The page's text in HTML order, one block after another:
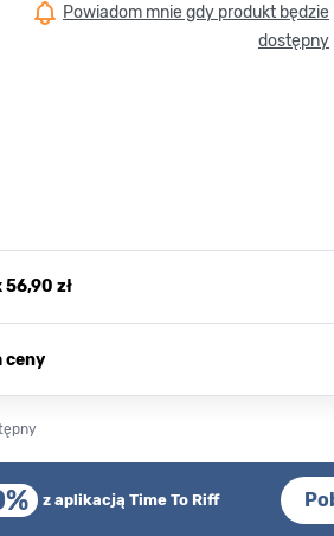
Powiadom mnie gdy produkt będzie
dostępny
56,90 zł
ceny
z aplikacją Time To Riff